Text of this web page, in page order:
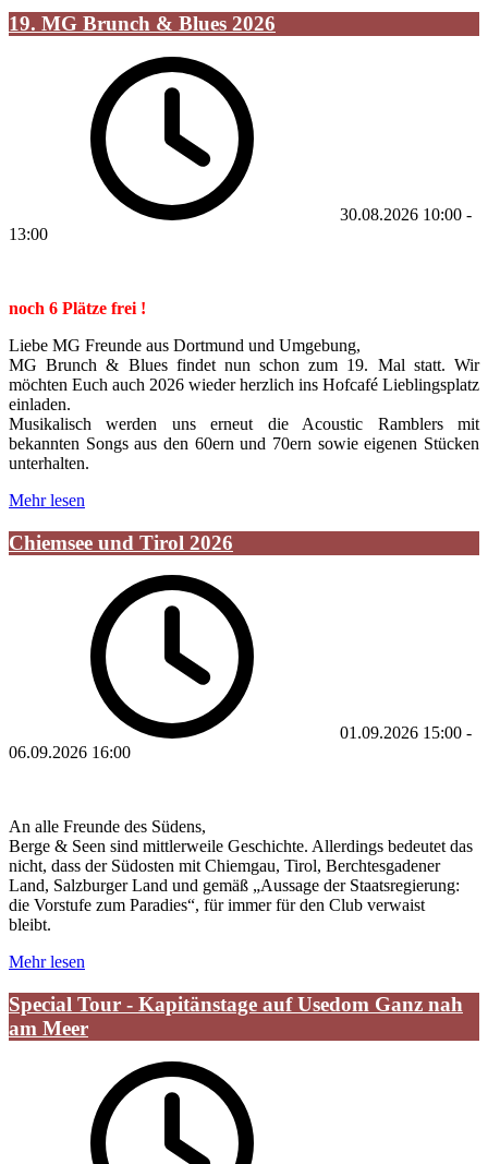
19. MG Brunch & Blues 2026
30.08.2026 10:00 -
13:00
noch 6 Plätze frei !
Liebe MG Freunde aus Dortmund und Umgebung,
MG Brunch & Blues findet nun schon zum 19. Mal statt. Wir
möchten Euch auch 2026 wieder herzlich ins Hofcafé Lieblingsplatz
einladen.
Musikalisch werden uns erneut die Acoustic Ramblers mit
bekannten Songs aus den 60ern und 70ern sowie eigenen Stücken
unterhalten.
Mehr lesen
Chiemsee und Tirol 2026
01.09.2026 15:00 -
06.09.2026 16:00
An alle Freunde des Südens,
Berge & Seen sind mittlerweile Geschichte. Allerdings bedeutet das
nicht, dass der Südosten mit Chiemgau, Tirol, Berchtesgadener
Land, Salzburger Land und gemäß „Aussage der Staatsregierung:
die Vorstufe zum Paradies“, für immer für den Club verwaist
bleibt.
Mehr lesen
Special Tour - Kapitänstage auf Usedom Ganz nah
am Meer